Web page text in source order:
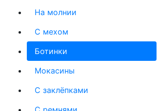
На молнии
C мехом
Ботинки
Мокасины
С заклёпками